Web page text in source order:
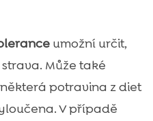
umožní určit,
Může také
potravina z diet
V případě